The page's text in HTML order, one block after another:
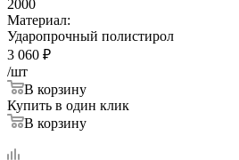
2000
Материал:
Ударопрочный полистирол
3 060 ₽
/шт
В корзину
Купить в один клик
В корзину